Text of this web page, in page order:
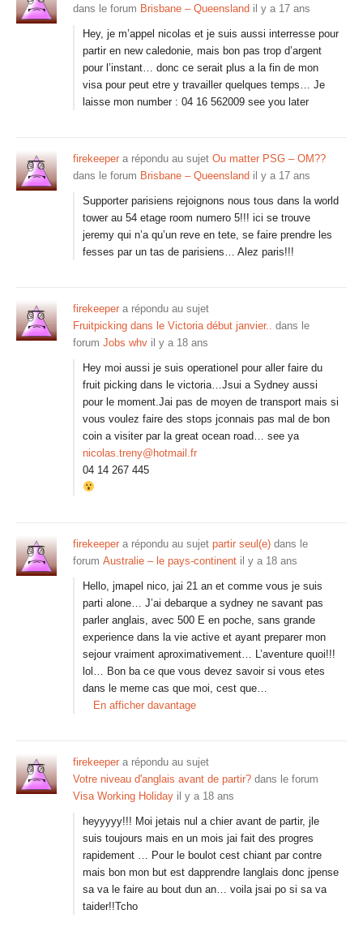
dans le forum Brisbane – Queensland il y a 17 ans
Hey, je m’appel nicolas et je suis aussi interresse pour
partir en new caledonie, mais bon pas trop d’argent
pour l’instant… donc ce serait plus a la fin de mon
visa pour peut etre y travailler quelques temps… Je
laisse mon number : 04 16 562009 see you later
firekeeper a répondu au sujet Ou matter PSG – OM??
dans le forum Brisbane – Queensland il y a 17 ans
Supporter parisiens rejoignons nous tous dans la world
tower au 54 etage room numero 5!!! ici se trouve
jeremy qui n’a qu’un reve en tete, se faire prendre les
fesses par un tas de parisiens… Alez paris!!!
firekeeper a répondu au sujet
Fruitpicking dans le Victoria début janvier.. dans le
forum Jobs whv il y a 18 ans
Hey moi aussi je suis operationel pour aller faire du
fruit picking dans le victoria…Jsui a Sydney aussi
pour le moment.Jai pas de moyen de transport mais si
vous voulez faire des stops jconnais pas mal de bon
coin a visiter par la great ocean road… see ya
nicolas.treny@hotmail.fr
04 14 267 445
firekeeper a répondu au sujet partir seul(e) dans le
forum Australie – le pays-continent il y a 18 ans
Hello, jmapel nico, jai 21 an et comme vous je suis
parti alone… J’ai debarque a sydney ne savant pas
parler anglais, avec 500 E en poche, sans grande
experience dans la vie active et ayant preparer mon
sejour vraiment aproximativement… L’aventure quoi!!!
lol… Bon ba ce que vous devez savoir si vous etes
dans le meme cas que moi, cest que…
En afficher davantage
firekeeper a répondu au sujet
Votre niveau d'anglais avant de partir? dans le forum
Visa Working Holiday il y a 18 ans
heyyyyy!!! Moi jetais nul a chier avant de partir, jle
suis toujours mais en un mois jai fait des progres
rapidement … Pour le boulot cest chiant par contre
mais bon mon but est dapprendre langlais donc jpense
sa va le faire au bout dun an… voila jsai po si sa va
taider!!Tcho